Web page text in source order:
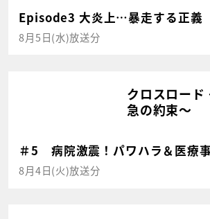
Episode3 大炎上…暴走する正義
8月5日(水)放送分
クロスロード
急の約束～
＃5 病院激震！パワハラ＆医療
8月4日(火)放送分